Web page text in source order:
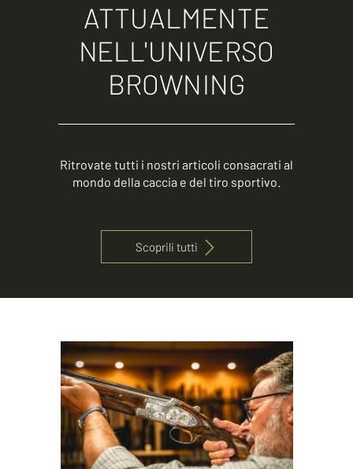
ATTUALMENTE
NELL'UNIVERSO
BROWNING
Ritrovate tutti i nostri articoli consacrati al
mondo della caccia e del tiro sportivo.
Scoprili tutti